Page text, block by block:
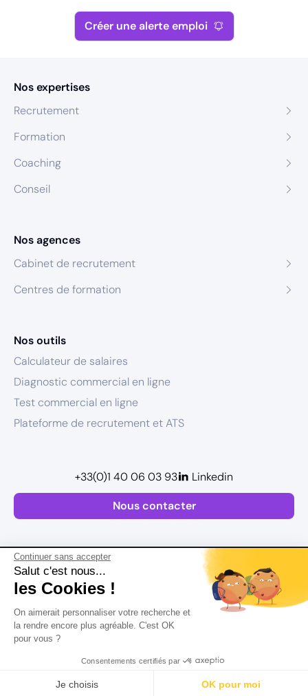
Continuer sans accepter
Salut c'est nous...
les Cookies !
On aimerait personnaliser votre recherche et
la rendre encore plus agréable. C'est OK
pour vous ?
Consentements certifiés par
Je choisis OK pour moi
Créer une alerte emploi
Postuler
Nos expertises
Recrutement
Formation
Coaching
Conseil
Nos agences
Cabinet de recrutement
Centres de formation
Nos outils
Calculateur de salaires
Diagnostic commercial en ligne
Test commercial en ligne
Plateforme de recrutement et ATS
Nous contacter
+33(0)1 40 06 03 93 Linkedin
Plan de site
Mentions légales
Conditions Générales d’Utilisation
Version actualisée en
2026
Rechercher